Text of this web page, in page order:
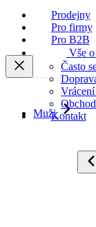
Prodejny
Pro firmy
Pro B2B
Vše
Často
Kontakt
Muži